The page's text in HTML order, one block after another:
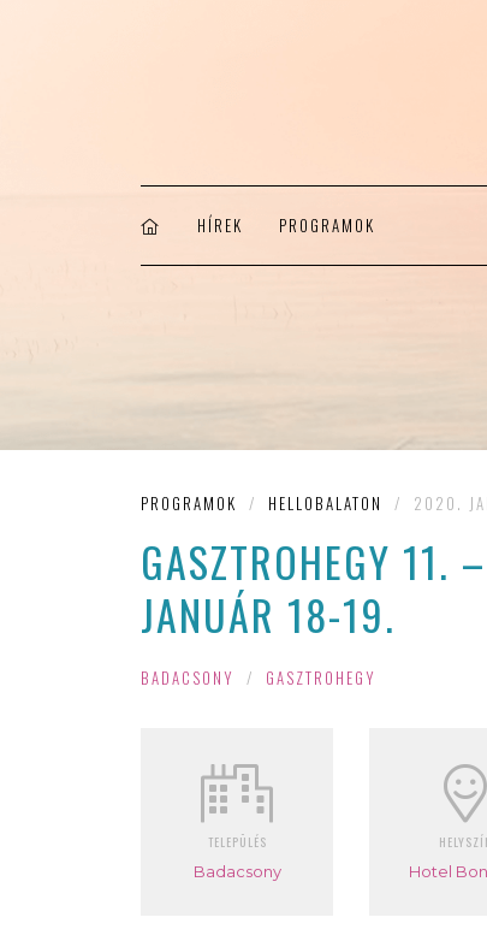
HÍREK PROGRAMOK
PROGRAMOK / HELLOBALATON / 2020.
GASZTROHEGY 11.
JANUÁR 18-19.
BADACSONY / GASZTROHEGY
TELEPÜLÉS
Badacsony Hotel